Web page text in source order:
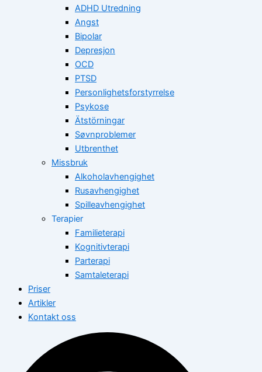
ADHD Utredning
Angst
Bipolar
Depresjon
OCD
PTSD
Personlighetsforstyrrelse
Psykose
Ätstörningar
Søvnproblemer
Utbrenthet
Missbruk
Alkoholavhengighet
Rusavhengighet
Spilleavhengighet
Terapier
Familieterapi
Kognitivterapi
Parterapi
Samtaleterapi
Priser
Artikler
Kontakt oss